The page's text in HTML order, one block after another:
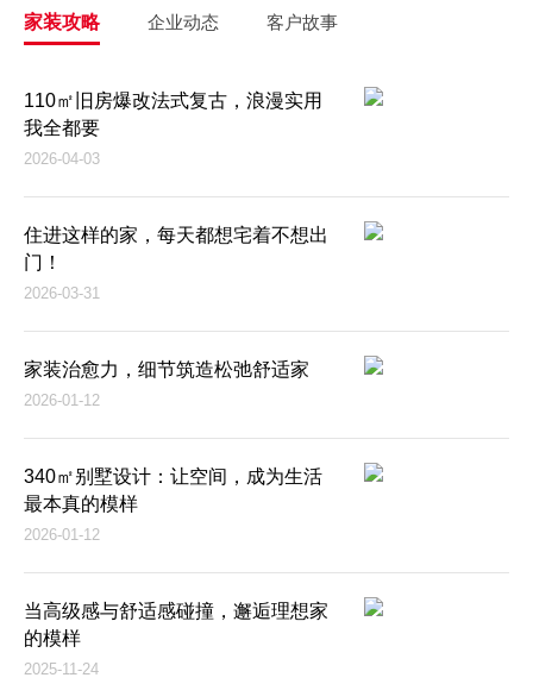
家装攻略 企业动态 客户故事
110㎡旧房爆改法式复古，浪漫实用
我全都要
2026-04-03
住进这样的家，每天都想宅着不想出
门！
2026-03-31
家装治愈力，细节筑造松弛舒适家
2026-01-12
340㎡别墅设计：让空间，成为生活
最本真的模样
2026-01-12
当高级感与舒适感碰撞，邂逅理想家
的模样
2025-11-24